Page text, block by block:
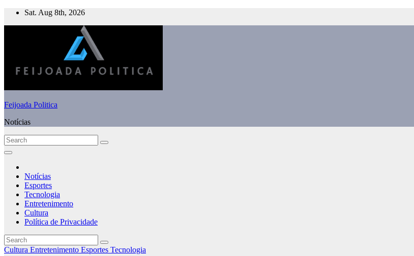
Skip
Sat. Aug 8th, 2026
Feijoada Politica
Notícias
Notícias
Esportes
Tecnologia
Entretenimento
Cultura
Política de Privacidade
Cultura Entretenimento Esportes Tecnologia